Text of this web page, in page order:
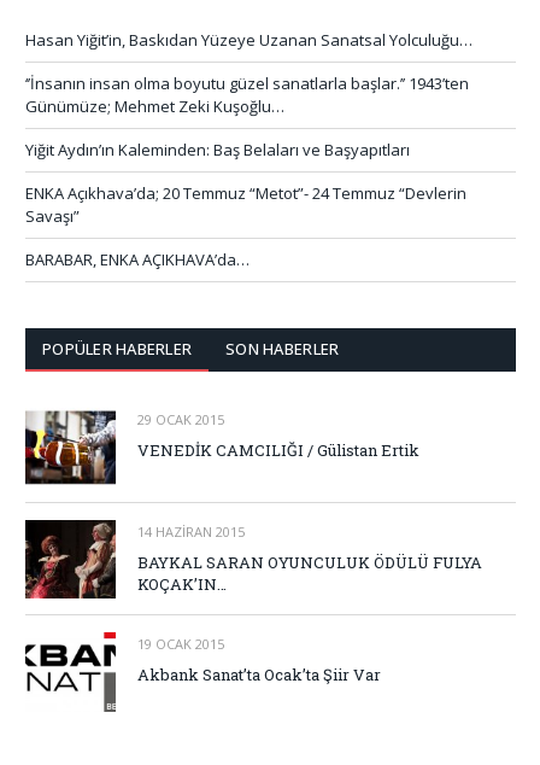
Hasan Yiğit’in, Baskıdan Yüzeye Uzanan Sanatsal Yolculuğu…
‘’İnsanın insan olma boyutu güzel sanatlarla başlar.’’ 1943’ten
Günümüze; Mehmet Zeki Kuşoğlu…
Yiğit Aydın’ın Kaleminden: Baş Belaları ve Başyapıtları
ENKA Açıkhava’da; 20 Temmuz “Metot”- 24 Temmuz “Devlerin
Savaşı”
BARABAR, ENKA AÇIKHAVA’da…
POPÜLER HABERLER SON HABERLER
29 OCAK 2015
VENEDİK CAMCILIĞI / Gülistan Ertik
14 HAZIRAN 2015
BAYKAL SARAN OYUNCULUK ÖDÜLÜ FULYA
KOÇAK’IN…
19 OCAK 2015
Akbank Sanat’ta Ocak’ta Şiir Var